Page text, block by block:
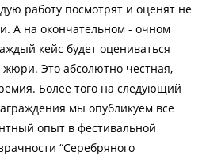
работу посмотрят и оценят не
А на окончательном - очном
кейс будет оцениваться
Это абсолютно честная,
Более того на следующий
мы опубликуем все
опыт в фестивальной
“Серебряного